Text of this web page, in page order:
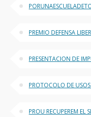
PREMIO DEFENSA
PRESENTACION DE
PROTOCOLO DE
PROU RECUPEREM EL